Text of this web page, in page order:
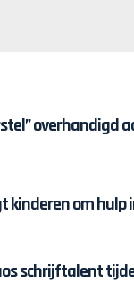
overhandigd
kinderen om
schrijftalent